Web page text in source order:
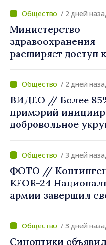
по разгрузке
КПП
/ 2 дней
Министерство
здравоохранения
расширяет доступ к
Новоаненской и
районных
/ 2 дней
ВИДЕО // Более
примэрий
добровольное
приветствует
решения местных
«Вы поставили
людей на первое
/ 3 дней
ФОТО //
KFOR-24
армии завершил
/ 3 дней
Синоптики